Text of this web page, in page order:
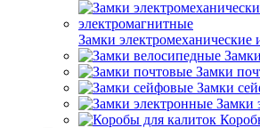
Замки электромеханические
Замки
Замки
Замки